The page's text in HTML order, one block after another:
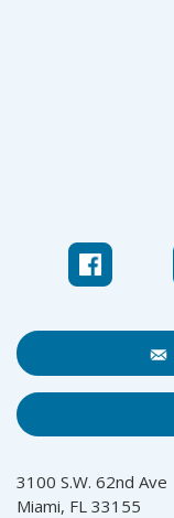
3100 S.W. 62nd Ave
Miami, FL 33155